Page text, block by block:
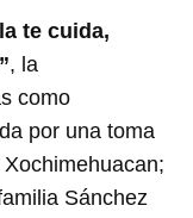
te cuida,
, la
como
por una toma
Sánchez